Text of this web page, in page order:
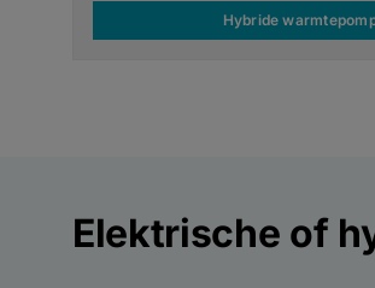
Hybride
Elektrische of